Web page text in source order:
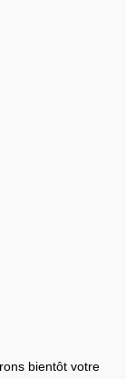
bientôt votre